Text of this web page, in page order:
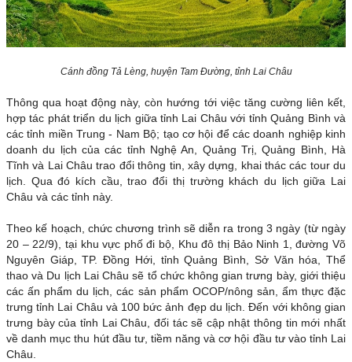
Cánh đồng Tả Lèng, huyện Tam Đường, tỉnh Lai Châu
Thông qua hoạt động này, còn hướng tới việc tăng cường liên kết,
hợp tác phát triển du lịch giữa tỉnh Lai Châu với tỉnh Quảng Bình và
các tỉnh miền Trung - Nam Bộ; tạo cơ hội để các doanh nghiệp kinh
doanh du lịch của các tỉnh Nghệ An, Quảng Trị, Quảng Bình, Hà
Tĩnh và Lai Châu trao đổi thông tin, xây dựng, khai thác các tour du
lịch. Qua đó kích cầu, trao đổi thị trường khách du lịch giữa Lai
Châu và các tỉnh này.
Theo kế hoạch, chức chương trình sẽ diễn ra trong 3 ngày (từ ngày
20 – 22/9), tại khu vực phố đi bộ, Khu đô thị Bảo Ninh 1, đường Võ
Nguyên Giáp, TP. Đồng Hới, tỉnh Quảng Bình, Sở Văn hóa, Thể
thao và Du lịch Lai Châu sẽ tổ chức không gian trưng bày, giới thiệu
các ấn phẩm du lịch, các sản phẩm OCOP/nông sản, ẩm thực đặc
trưng tỉnh Lai Châu và 100 bức ảnh đẹp du lịch. Đến với không gian
trưng bày của tỉnh Lai Châu, đối tác sẽ cập nhật thông tin mới nhất
về danh mục thu hút đầu tư, tiềm năng và cơ hội đầu tư vào tỉnh Lai
Châu.